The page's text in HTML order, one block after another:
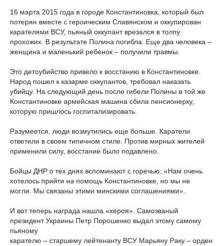
16 марта 2015 года в городе Константиновка, который был
потерян вместе с героическим Славянском и оккупирован
карателями ВСУ, пьяный оккупант врезался в толпу
прохожих. В результате Полина погибла. Еще два человека –
женщина и маленький ребенок – получили травмы.
Это детоубийство привело к восстанию в Константиновке.
Народ пошел к казарме оккупантов, требовал наказать
убийцу. На следующий день после гибели Полины в той же
Константиновке армейская машина сбила пенсионерку,
которую пришлось госпитализировать.
Разумеется, люди возмутились еще больше. Каратели
ответили в своем типичном стиле. Против мирных жителей
применили силу, восстание было подавлено.
Бойцы ДНР о тех днях вспоминают с горечью: «Нам очень
хотелось прийти на помощь Константиновке, но мы не
могли. Мы связаны этими минскими соглашениями».
И вот теперь награда нашла «хероя». Самозваный
президент Украины Петр Порошенко выдал этому самому
пьяному
карателю – старшему лейтенанту ВСУ Марьяну Раку – орден